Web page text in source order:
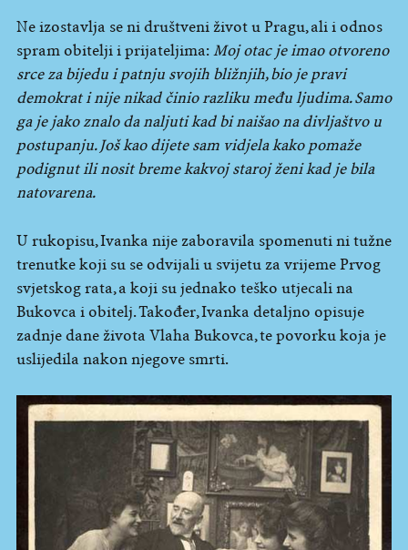
Ne izostavlja se ni društveni život u Pragu, ali i odnos
spram obitelji i prijateljima:Moj otac je imao otvoreno
srce za bijedu i patnju svojih bližnjih, bio je pravi
demokrat i nije nikad činio razliku među ljudima. Samo
ga je jako znalo da naljuti kad bi naišao na divljaštvo u
postupanju. Još kao dijete sam vidjela kako pomaže
podignut ili nosit breme kakvoj staroj ženi kad je bila
natovarena.
U rukopisu, Ivanka nije zaboravila spomenuti ni tužne
trenutke koji su se odvijali u svijetu za vrijeme Prvog
svjetskog rata, a koji su jednako teško utjecali na
Bukovca i obitelj. Također, Ivanka detaljno opisuje
zadnje dane života Vlaha Bukovca, te povorku koja je
uslijedila nakon njegove smrti.